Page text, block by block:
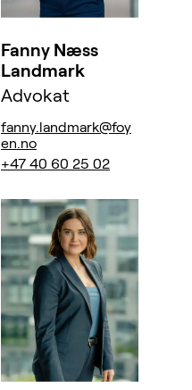
Fanny Næss
Landmark
Advokat
fanny.landmark@foy
en.no
+47 40 60 25 02